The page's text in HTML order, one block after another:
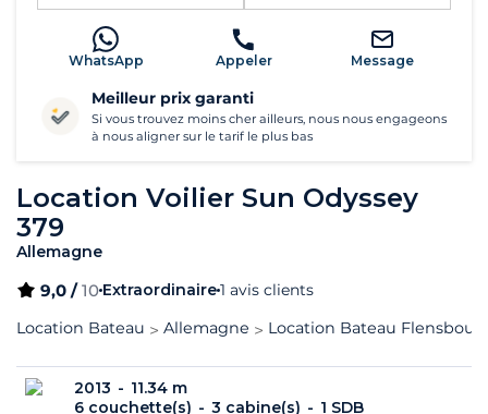
Location Voilier Sun Odyssey
379
Allemagne
9,0 /10 Extraordinaire1 avis clients
Location Bateau
Allemagne Location Bateau
2013
11.34 m
6 couchette(s)
3 cabine(s) 1 SDB
WhatsApp Appeler Message
Meilleur prix garanti
Si vous trouvez moins cher ailleurs, nous nous engageons
à nous aligner sur le tarif le plus bas